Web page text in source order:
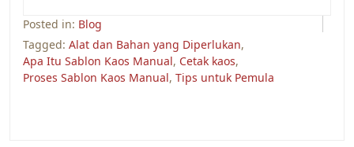
Posted in: Blog
Tagged: Alat dan Bahan yang Diperlukan,
Apa Itu Sablon Kaos Manual, Cetak kaos,
Proses Sablon Kaos Manual, Tips untuk Pemula